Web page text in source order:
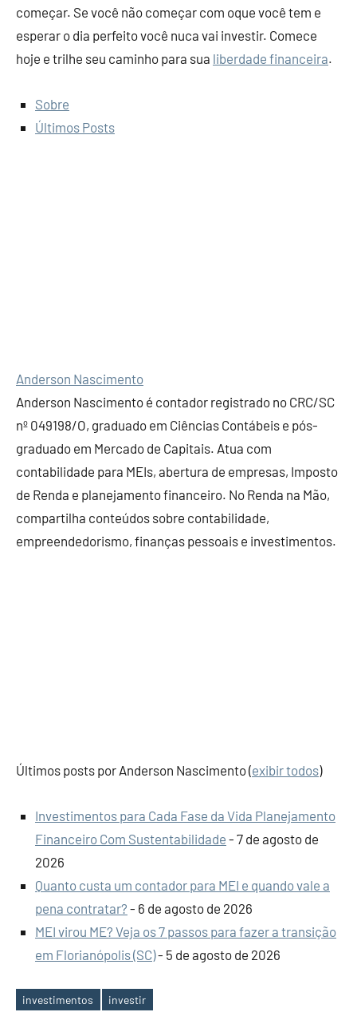
começar. Se você não começar com oque você tem e
esperar o dia perfeito você nuca vai investir. Comece
hoje e trilhe seu caminho para sua liberdade financeira.
Sobre
Últimos Posts
Anderson Nascimento
Anderson Nascimento é contador registrado no CRC/SC
nº 049198/O, graduado em Ciências Contábeis e pós-
graduado em Mercado de Capitais. Atua com
contabilidade para MEIs, abertura de empresas, Imposto
de Renda e planejamento financeiro. No Renda na Mão,
compartilha conteúdos sobre contabilidade,
empreendedorismo, finanças pessoais e investimentos.
Últimos posts por Anderson Nascimento(exibir todos)
Investimentos para Cada Fase da Vida Planejamento
Financeiro Com Sustentabilidade - 7 de agosto de
2026
Quanto custa um contador para MEI e quando vale a
pena contratar? - 6 de agosto de 2026
MEI virou ME? Veja os 7 passos para fazer a transição
em Florianópolis (SC)- 5 de agosto de 2026
Tags
investimentos investir